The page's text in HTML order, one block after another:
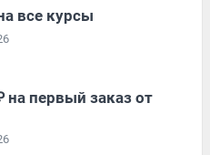
все курсы
на первый заказ от